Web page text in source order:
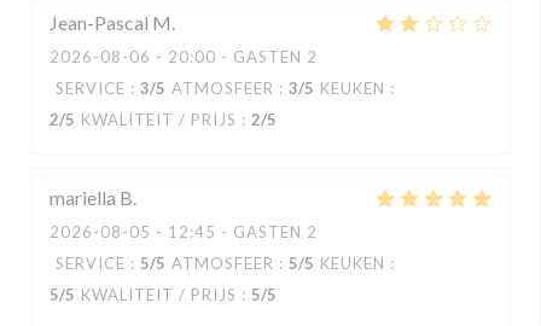
Jean-Pascal M
2026-08-06 - 20:00 - GASTEN 2
SERVICE : 3/5 ATMOSFEER : 3/5 KEUKEN :
2/5 KWALITEIT / PRIJS : 2/5
mariella B
2026-08-05 - 12:45 - GASTEN 2
SERVICE : 5/5 ATMOSFEER : 5/5 KEUKEN :
5/5 KWALITEIT / PRIJS : 5/5